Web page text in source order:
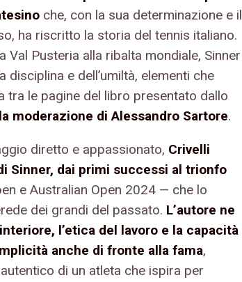
che, con la sua determinazione e il
ha riscritto la storia del tennis italiano.
Val Pusteria alla ribalta mondiale, Sinner
disciplina e dell’umiltà, elementi che
tra le pagine del libro presentato dallo
moderazione di Alessandro Sartore.
diretto e appassionato, Crivelli
Sinner, dai primi successi al trionfo
e Australian Open 2024 — che lo
dei grandi del passato. L’autore ne
l’etica del lavoro e la capacità
anche di fronte alla fama,
di un atleta che ispira per